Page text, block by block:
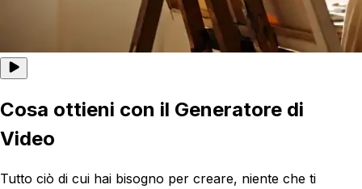
Cosa ottieni con il Generatore di
Video
Tutto ciò di cui hai bisogno per creare, niente che ti